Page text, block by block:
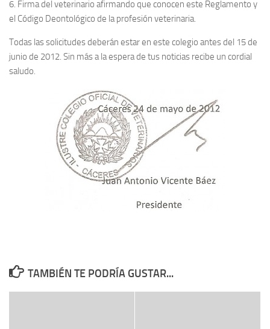
6. Firma del veterinario afirmando que conocen este Reglamento y
el Código Deontológico de la profesión veterinaria.
Todas las solicitudes deberán estar en este colegio antes del 15 de
junio de 2012. Sin más a la espera de tus noticias recibe un cordial
saludo.
TAMBIÉN TE PODRÍA GUSTAR...